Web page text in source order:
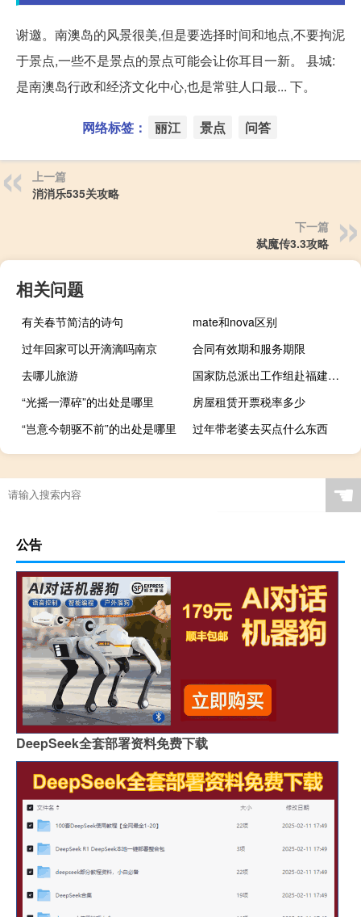
谢邀。南澳岛的风景很美,但是要选择时间和地点,不要拘泥
于景点,一些不是景点的景点可能会让你耳目一新。 县城:
是南澳岛行政和经济文化中心,也是常驻人口最... 下。
网络标签： 丽江 景点 问答
上一篇
消消乐535关攻略
下一篇
弑魔传3.3攻略
相关问题
有关春节简洁的诗句
mate和nova区别
过年回家可以开滴滴吗南京
合同有效期和服务期限
去哪儿旅游
国家防总派出工作组赴福建、广东协助指导防台风工作
“光摇一潭碎”的出处是哪里
房屋租赁开票税率多少
“岂意今朝驱不前”的出处是哪里
过年带老婆去买点什么东西
☚
公告
DeepSeek全套部署资料免费下载